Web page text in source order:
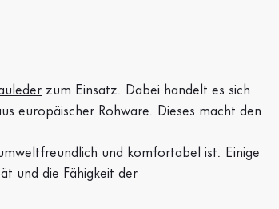
zum Einsatz. Dabei handelt es sich
europäischer Rohware. Dieses macht den
und komfortabel ist. Einige
und die Fähigkeit der